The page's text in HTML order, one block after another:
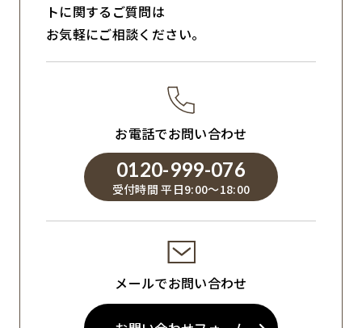
トに関するご質問は
お気軽にご相談ください。
お電話でお問い合わせ
0120-999-076
受付時間 平日9:00～18:00
メールでお問い合わせ